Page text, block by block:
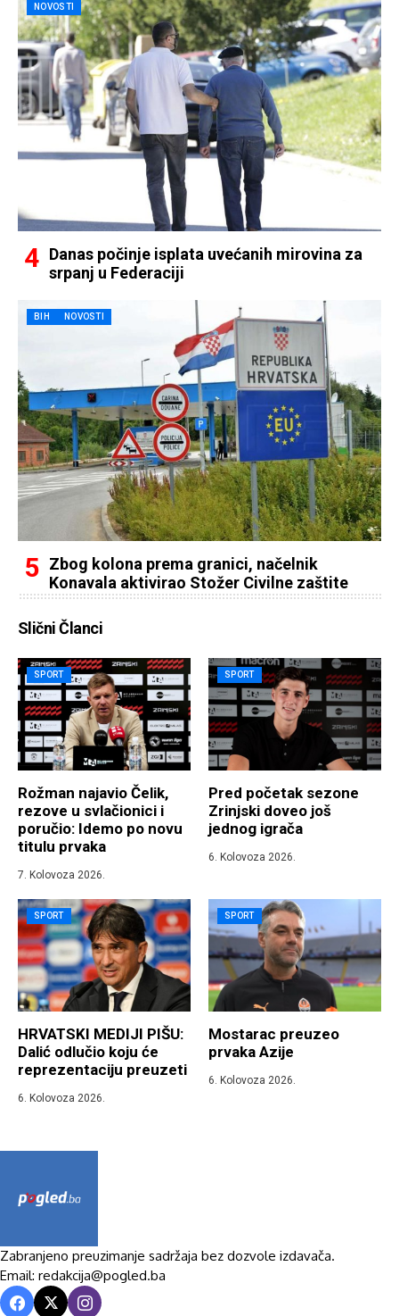
NOVOSTI
Danas počinje isplata uvećanih mirovina za
srpanj u Federaciji
BIH NOVOSTI
Zbog kolona prema granici, načelnik
Konavala aktivirao Stožer Civilne zaštite
Slični Članci
SPORT
Rožman najavio Čelik,
rezove u svlačionici i
poručio: Idemo po novu
titulu prvaka
7. Kolovoza 2026.
SPORT
Pred početak sezone
Zrinjski doveo još
jednog igrača
6. Kolovoza 2026.
SPORT
HRVATSKI MEDIJI PIŠU:
Dalić odlučio koju će
reprezentaciju preuzeti
6. Kolovoza 2026.
SPORT
Mostarac preuzeo
prvaka Azije
6. Kolovoza 2026.
Zabranjeno preuzimanje sadržaja bez dozvole izdavača.
Email: redakcija@pogled.ba